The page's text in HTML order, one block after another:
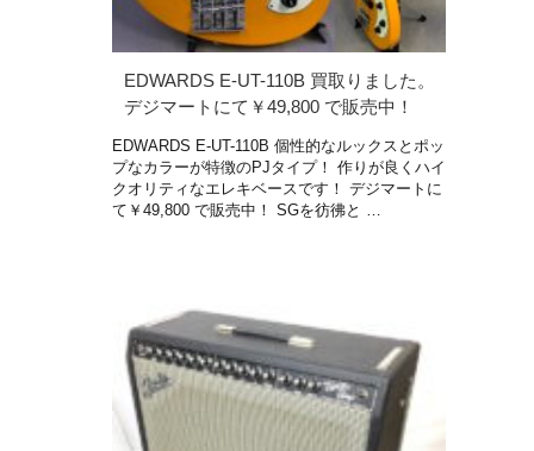
EDWARDS E-UT-110B 買取りました。
デジマートにて￥49,800 で販売中！
EDWARDS E-UT-110B 個性的なルックスとポッ
プなカラーが特徴のPJタイプ！ 作りが良くハイ
クオリティなエレキベースです！ デジマートに
て￥49,800 で販売中！ SGを彷彿と …